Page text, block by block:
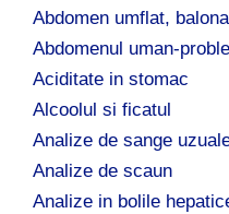
ă
:
Abdomen umflat,
Abdomenul uman-
Aciditate in stomac
Alcoolul si ficatul
Analize de sange
Analize de scaun
Analize in bolile